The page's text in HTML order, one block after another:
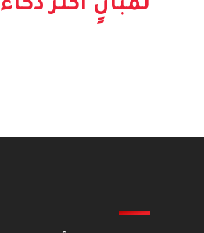
لمبانٍ أكثر ذكاءً